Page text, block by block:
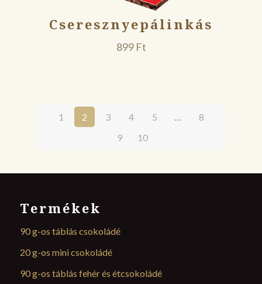
Cseresznyepálinkás
899 Ft
1 2 3 4 5 …
8
9
10
Termékek
90 g-os táblás csokoládé
20 g-os mini csokoládé
90 g-os táblás fehér és étcsokoládé